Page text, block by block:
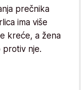
prečnika
ima više
kreće, a žena
protiv nje.